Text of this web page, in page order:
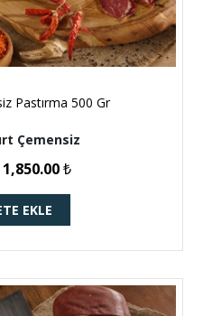
Pastırma 500 Gr
Çemensiz
1,850.00₺
EKLE